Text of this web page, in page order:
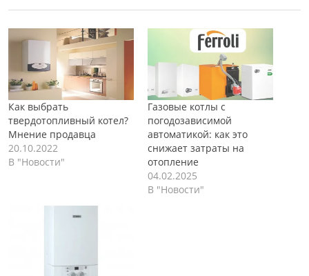
Как выбрать
твердотопливный котел?
Мнение продавца
20.10.2022
В "Новости"
Газовые котлы с
погодозависимой
автоматикой: как это
снижает затраты на
отопление
04.02.2025
В "Новости"